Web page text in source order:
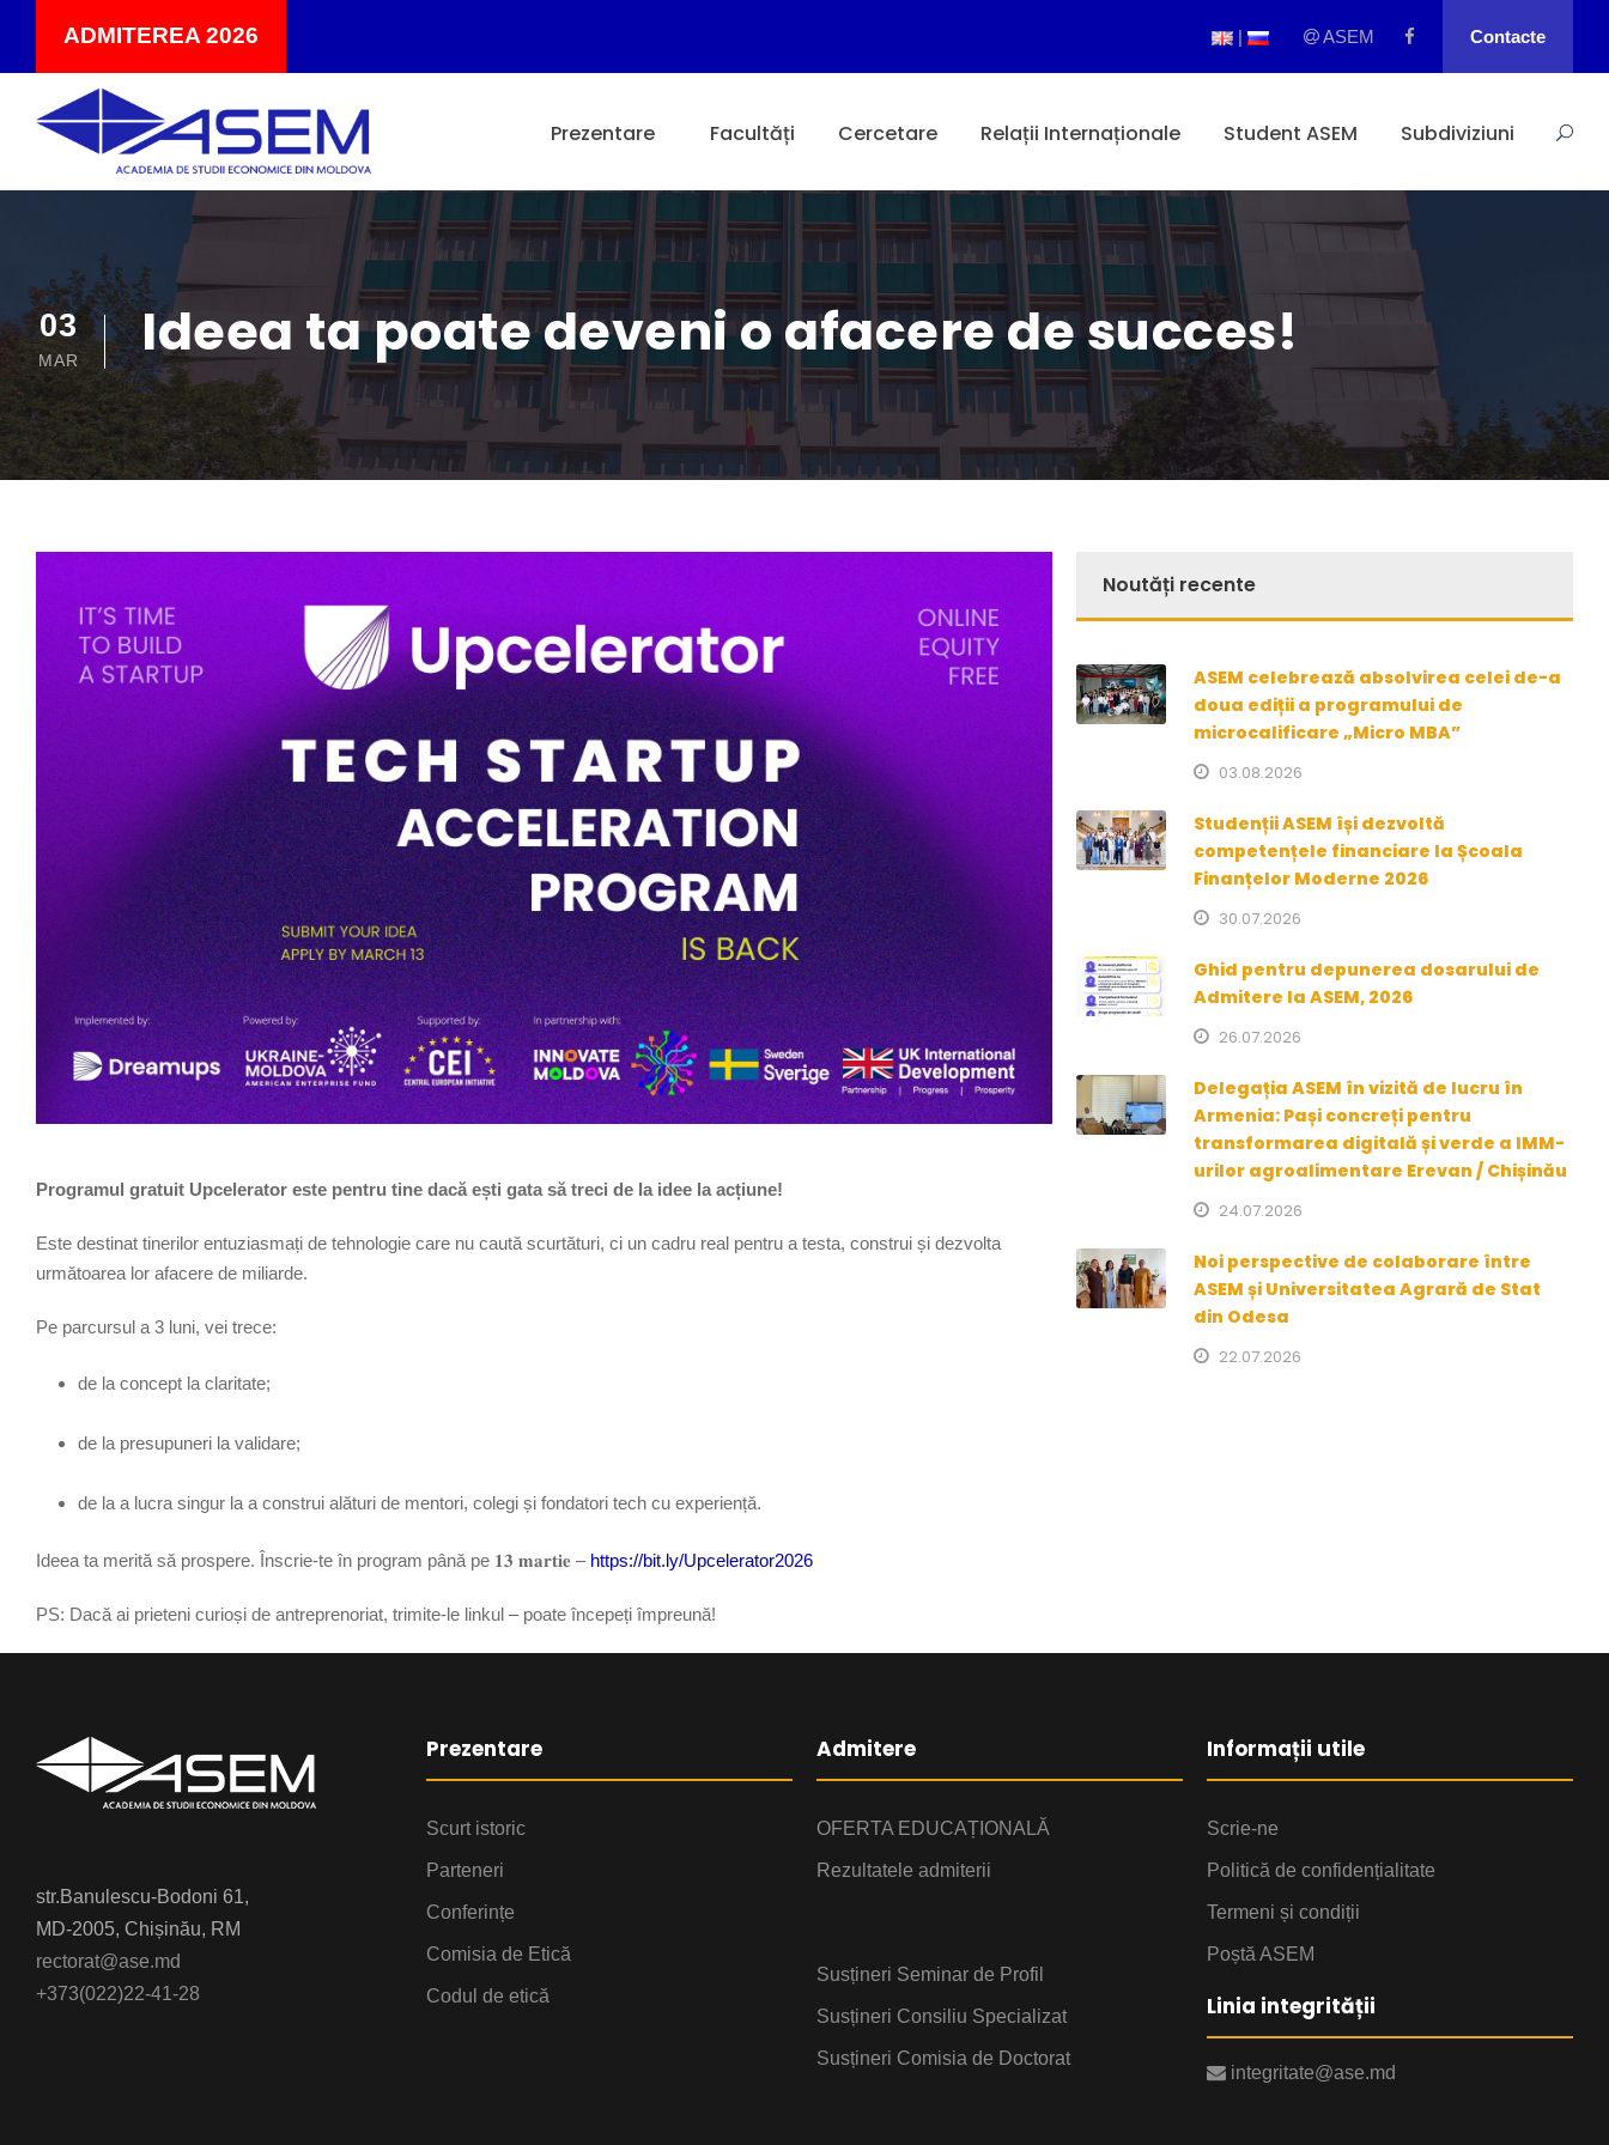
ADMITEREA 2026 | ASEM Contacte
Prezentare Facultăți Cercetare Relații Internaționale Student ASEM Subdiviziuni
03
MAR Ideea ta poate deveni o afacere de succes!
Programul gratuit Upcelerator este pentru tine dacă ești gata să treci de la idee la acțiune!
Este destinat tinerilor entuziasmați de tehnologie care nu caută scurtături, ci un cadru real pentru a testa, construi și dezvolta
următoarea lor afacere de miliarde.
Pe parcursul a 3 luni, vei trece:
de la concept la claritate;
de la presupuneri la validare;
de la a lucra singur la a construi alături de mentori, colegi și fondatori tech cu experiență.
Ideea ta merită să prospere. Înscrie-te în program până pe 𝟏𝟑 𝐦𝐚𝐫𝐭𝐢𝐞 – https://bit.ly/Upcelerator2026
PS: Dacă ai prieteni curioși de antreprenoriat, trimite-le linkul – poate începeți împreună!
Noutăți recente
ASEM celebrează absolvirea celei de-a
doua ediții a programului de
microcalificare „Micro MBA”
03.08.2026
Studenții ASEM își dezvoltă
competențele financiare la Școala
Finanțelor Moderne 2026
30.07.2026
Ghid pentru depunerea dosarului de
Admitere la ASEM, 2026
26.07.2026
Delegația ASEM în vizită de lucru în
Armenia: Pași concreți pentru
transformarea digitală și verde a IMM-
urilor agroalimentare Erevan / Chișinău
24.07.2026
Noi perspective de colaborare între
ASEM și Universitatea Agrară de Stat
din Odesa
22.07.2026
str.Banulescu-Bodoni 61,
MD-2005, Chișinău, RM
rectorat@ase.md
+373(022)22-41-28
Prezentare
Scurt istoric
Parteneri
Conferințe
Comisia de Etică
Codul de etică
Admitere
OFERTA EDUCAȚIONALĂ
Rezultatele admiterii
Susțineri Seminar de Profil
Susțineri Consiliu Specializat
Susțineri Comisia de Doctorat
Informații utile
Scrie-ne
Politică de confidențialitate
Termeni și condiții
Poștă ASEM
Linia integrității
integritate@ase.md